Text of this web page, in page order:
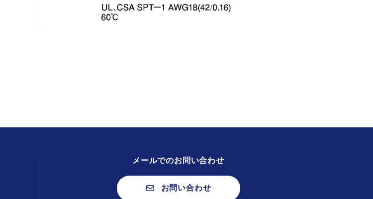
メールでのお問い合わせ
お問い合わせ